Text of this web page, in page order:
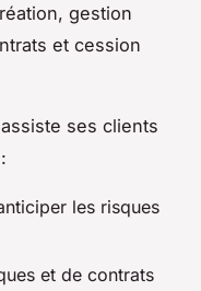
gestion
et cession
ses clients
les risques
et de contrats